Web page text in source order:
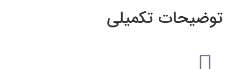
توضیحات تکمیلی